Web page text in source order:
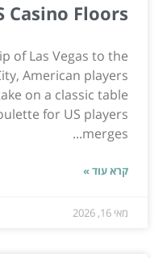
Casino Floors
of Las Vegas to the
American players
on a classic table
for US players
merges...
קרא עוד »
מאי 16, 2026